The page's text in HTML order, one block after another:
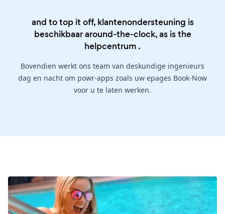
and to top it off, klantenondersteuning is
beschikbaar around-the-clock, as is the
helpcentrum .
Bovendien werkt ons team van deskundige ingenieurs
dag en nacht om powr-apps zoals uw epages Book-Now
voor u te laten werken.